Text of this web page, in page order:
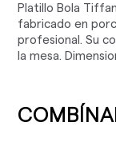
Platillo Bola
fabricado en
profesional. Su
la mesa.